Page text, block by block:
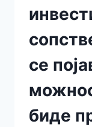
се
биде